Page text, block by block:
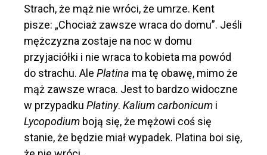
Strach, że mąż nie wróci, że umrze. Kent
pisze: „Chociaż zawsze wraca do domu”. Jeśli
mężczyzna zostaje na noc w domu
przyjaciółki i nie wraca to kobieta ma powód
do strachu. Ale Platina ma tę obawę, mimo że
mąż zawsze wraca. Jest to bardzo widoczne
w przypadku Platiny. Kalium carbonicum i
Lycopodium boją się, że mężowi coś się
stanie, że będzie miał wypadek. Platina boi się,